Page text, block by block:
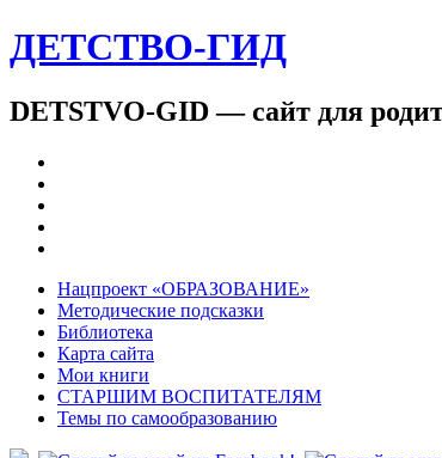
ДЕТСТВО-ГИД
DETSTVO-GID — сайт для
Нацпроект «ОБРАЗОВАНИЕ»
Методические подсказки
Библиотека
Карта сайта
Мои книги
СТАРШИМ ВОСПИТАТЕЛЯМ
Темы по самообразованию